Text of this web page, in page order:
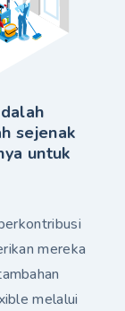
sejenak
untuk
mereka
melalui